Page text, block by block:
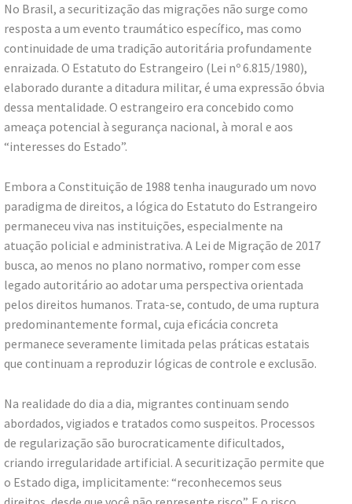
No Brasil, a securitização das migrações não surge como
resposta a um evento traumático específico, mas como
continuidade de uma tradição autoritária profundamente
enraizada. O Estatuto do Estrangeiro (Lei nº 6.815/1980),
elaborado durante a ditadura militar, é uma expressão óbvia
dessa mentalidade. O estrangeiro era concebido como
ameaça potencial à segurança nacional, à moral e aos
“interesses do Estado”.
Embora a Constituição de 1988 tenha inaugurado um novo
paradigma de direitos, a lógica do Estatuto do Estrangeiro
permaneceu viva nas instituições, especialmente na
atuação policial e administrativa. A Lei de Migração de 2017
busca, ao menos no plano normativo, romper com esse
legado autoritário ao adotar uma perspectiva orientada
pelos direitos humanos. Trata-se, contudo, de uma ruptura
predominantemente formal, cuja eficácia concreta
permanece severamente limitada pelas práticas estatais
que continuam a reproduzir lógicas de controle e exclusão.
Na realidade do dia a dia, migrantes continuam sendo
abordados, vigiados e tratados como suspeitos. Processos
de regularização são burocraticamente dificultados,
criando irregularidade artificial. A securitização permite que
o Estado diga, implicitamente: “reconhecemos seus